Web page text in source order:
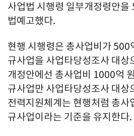
사업법 시행령 일부개정령안을
법예고했다.
현행 시행령은 총사업비가 500
규사업을 사업타당성조사 대상
개정안에선 총사업비 1000억
규사업만 사업타당성조사 대상
전력지원체계는 현행처럼 총사
규사업이라는 기준을 유지한다.